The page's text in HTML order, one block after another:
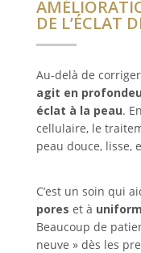
DE L’ÉCLAT
Au-delà de
agit en
éclat à la peau.
cellulaire, le
peau douce, lisse,
C’est un soin qui
pores et à
Beaucoup de
neuve » dès les